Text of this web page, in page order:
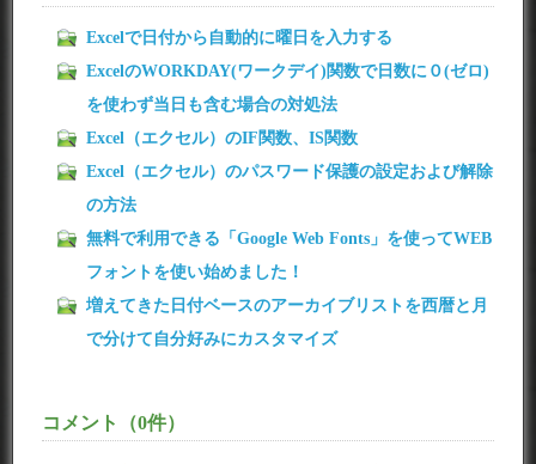
Excelで日付から自動的に曜日を入力する
ExcelのWORKDAY(ワークデイ)関数で日数に０(ゼロ)
を使わず当日も含む場合の対処法
Excel（エクセル）のIF関数、IS関数
Excel（エクセル）のパスワード保護の設定および解除
の方法
無料で利用できる「Google Web Fonts」を使ってWEB
フォントを使い始めました！
増えてきた日付ベースのアーカイブリストを西暦と月
で分けて自分好みにカスタマイズ
コメント（0件）